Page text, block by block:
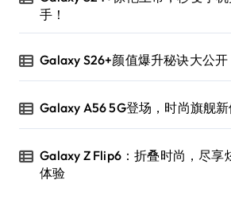
手！
Galaxy S26+颜值爆升秘诀大公开
Galaxy A56 5G登场，时尚旗舰新
Galaxy Z Flip6：折叠时尚，尽享
体验